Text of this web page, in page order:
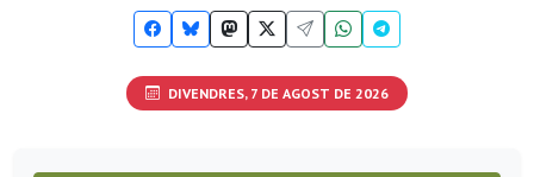
DIVENDRES, 7 DE AGOST DE 2026